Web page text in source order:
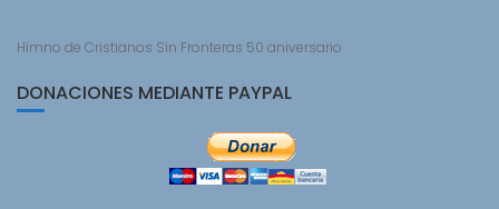
Himno de Cristianos Sin Fronteras 50 aniversario
DONACIONES MEDIANTE PAYPAL